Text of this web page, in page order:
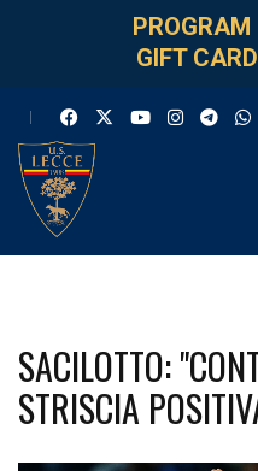
PROGRAM
GIFT
SACILOTTO:
STRISCIA